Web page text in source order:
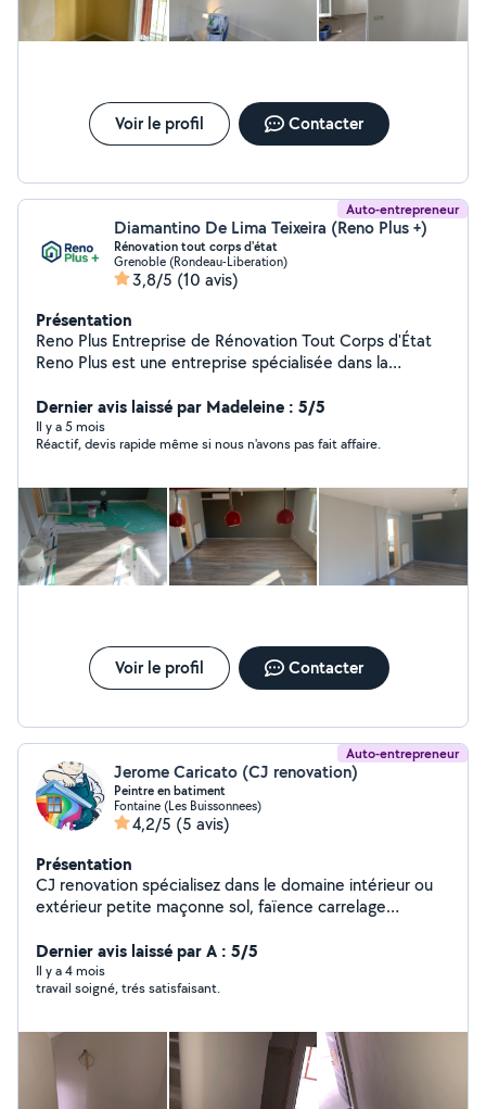
Voir le profil Contacter
Auto-entrepreneur
Diamantino De Lima Teixeira (Reno Plus +)
Rénovation tout corps d'état
Grenoble (Rondeau-Liberation)
3,8/5 (10 avis)
Présentation
Reno Plus Entreprise de Rénovation Tout Corps d'État
Reno Plus est une entreprise spécialisée dans la
intervenant sur tous types de projets : maisons
individuelles, appartements, locaux commerciaux et
bureaux. Notre équipe regroupe l'ensemble des corps
électricité, peinture, menuiserie, carrelage, isolation,
plâtrerie, et plus encore pour vous offrir une solution clé
en main et un chantier parfaitement coordonné. Grâce
à notre savoir-faire et notre exigence de qualité, Reno
Plus garantit des travaux réalisés dans les délais,
clients de la conception à la réalisation, en assurant un
suivi personnalisé et des conseils techniques sur
mesure. Nos domaines d'intervention : Rénovation
isolation Aménagement de cuisines et salles de bain
Dernier avis laissé par Madeleine : 5/5
Il y a 5 mois
Réactif, devis rapide même si nous n'avons pas fait affaire.
Voir le profil Contacter
Auto-entrepreneur
Jerome Caricato (CJ renovation)
Peintre en batiment
Fontaine (Les Buissonnees)
4,2/5 (5 avis)
Présentation
CJ renovation spécialisez dans le domaine intérieur ou
extérieur petite maçonne sol, faïence carrelage
des supports (rebouchage, ponçage, finitions toile de
verre ) Travail propre, soigné et respect des délais
Intervention rapide Devis gratuit Sérieux, ponctuel et à
Dernier avis laissé par A : 5/5
Il y a 4 mois
travail soigné, trés satisfaisant.